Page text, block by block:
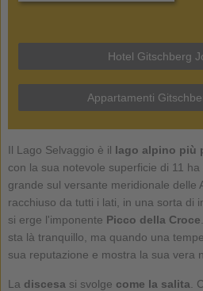
Hotel Gitschberg
Appartamenti
Il Lago Selvaggio è il lago alpino più
con la sua notevole superficie di 11
grande sul versante meridionale delle
racchiuso da tutti i lati, in una sorta di
si erge l'imponente Picco della Croce
sta là tranquillo, ma quando una
sua reputazione e mostra la sua vera
La discesa si svolge come la salita .